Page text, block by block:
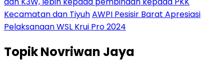
Kecamatan dan TiyuhAWPI Pesisir Barat Apresiasi
Pelaksanaan WSL Krui Pro 2024
TopikNovriwan Jaya